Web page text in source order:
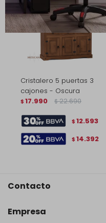
Cristalero 5 puertas 3
cajones - Oscura
$ 17.990 $ 22.690
$ 12.593
$ 14.392
Contacto
Empresa